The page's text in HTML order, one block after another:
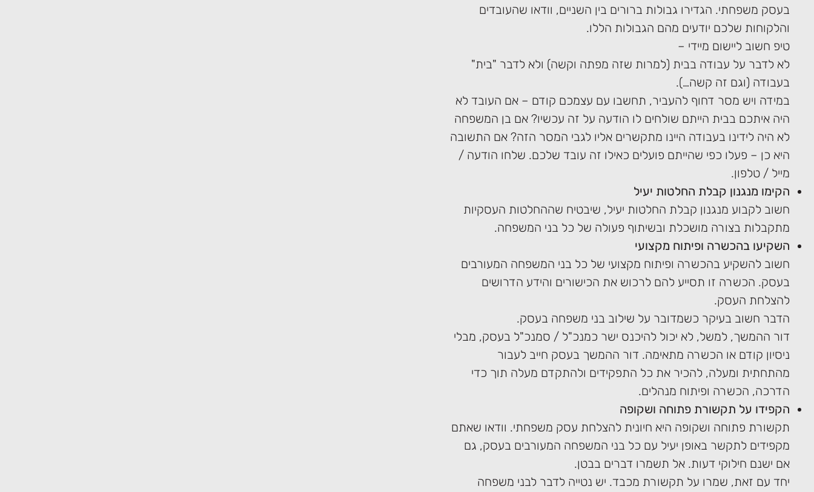
בעסק משפחתי. הגדירו גבולות ברורים בין השניים, וודאו שהעובדים
והלקוחות שלכם יודעים מהם הגבולות הללו.
טיפ חשוב ליישום מיידי –
לא לדבר על עבודה בבית (למרות שזה מפתה וקשה) ולא לדבר "בית"
בעבודה (וגם זה קשה…).
במידה ויש מסר דחוף להעביר, תחשבו עם עצמכם קודם – אם העובד לא
היה איתכם בבית הייתם שולחים לו הודעה על זה עכשיו? אם בן המשפחה
לא היה לידינו בעבודה היינו מתקשרים אליו לגבי המסר הזה? אם התשובה
היא כן – פעלו כפי שהייתם פועלים כאילו זה עובד שלכם. שלחו הודעה /
מייל / טלפון.
הקימו מנגנון קבלת החלטות יעיל
חשוב לקבוע מנגנון קבלת החלטות יעיל, שיבטיח שההחלטות העסקיות
מתקבלות בצורה מושכלת ובשיתוף פעולה של כל בני המשפחה.
השקיעו בהכשרה ופיתוח מקצועי
חשוב להשקיע בהכשרה ופיתוח מקצועי של כל בני המשפחה המעורבים
בעסק. הכשרה זו תסייע להם לרכוש את הכישורים והידע הדרושים
להצלחת העסק.
הדבר חשוב בעיקר כשמדובר על שילוב בני משפחה בעסק.
דור ההמשך, למשל, לא יכול להיכנס ישר כמנכ"ל / סמנכ"ל בעסק, מבלי
ניסיון קודם או הכשרה מתאימה. דור ההמשך בעסק חייב לעבור
מהתחתית ומעלה, להכיר את כל התפקידים ולהתקדם מעלה תוך כדי
הדרכה, הכשרה ופיתוח מנהלים.
הקפידו על תקשורת פתוחה ושקופה
תקשורת פתוחה ושקופה היא חיונית להצלחת עסק משפחתי. וודאו שאתם
מקפידים לתקשר באופן יעיל עם כל בני המשפחה המעורבים בעסק, גם
אם ישנם חילוקי דעות. אל תשמרו דברים בבטן.
יחד עם זאת, שמרו על תקשורת מכבד. יש נטייה לדבר לבני משפחה